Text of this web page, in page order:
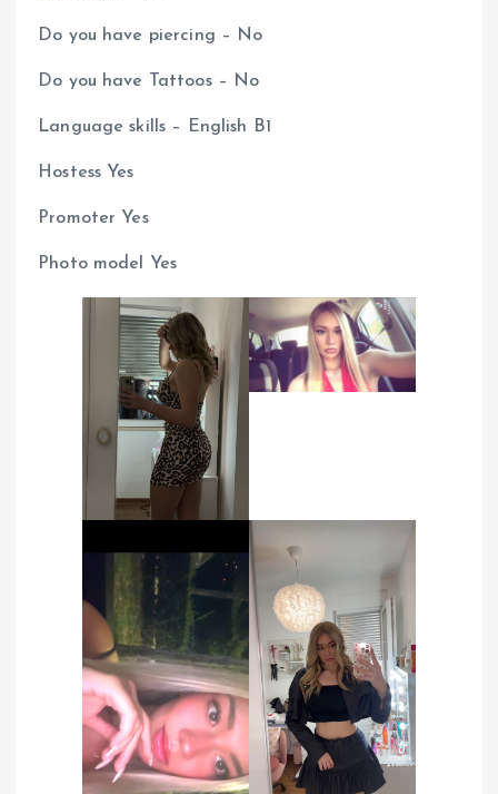
Do you have piercing – No
Do you have Tattoos – No
Language skills – English B1
Hostess Yes
Promoter Yes
Photo model Yes